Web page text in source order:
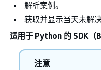
解析案例。
获取并显示当天未解
适用于 Python 的 SDK（
注意